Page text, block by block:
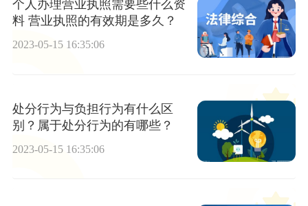
个人办理营业执照需要些什么资
料 营业执照的有效期是多久？
2023-05-15 16:35:06
处分行为与负担行为有什么区
别？属于处分行为的有哪些？
2023-05-15 16:35:06